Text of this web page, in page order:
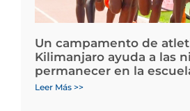
Un campamento de
Kilimanjaro ayuda a las
permanecer en la
Leer Más >>